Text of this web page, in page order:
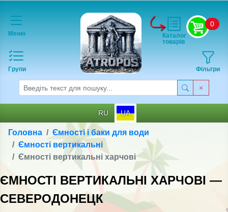
Меню
Групи
0
Фільтри
Каталог
товарів
RU UA
Головна
Ємності і баки для води
Ємності вертикальні
Ємності вертикальні харчові
ЄМНОСТІ ВЕРТИКАЛЬНІ ХАРЧОВІ —
СЕВЕРОДОНЕЦК